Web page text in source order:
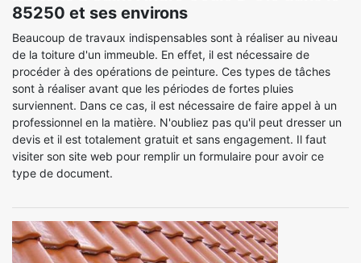
85250 et ses environs
Beaucoup de travaux indispensables sont à réaliser au niveau
de la toiture d'un immeuble. En effet, il est nécessaire de
procéder à des opérations de peinture. Ces types de tâches
sont à réaliser avant que les périodes de fortes pluies
surviennent. Dans ce cas, il est nécessaire de faire appel à un
professionnel en la matière. N'oubliez pas qu'il peut dresser un
devis et il est totalement gratuit et sans engagement. Il faut
visiter son site web pour remplir un formulaire pour avoir ce
type de document.